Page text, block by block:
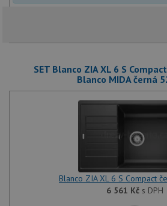
SET Blanco ZIA XL 6 S
Blanco MIDA černá
Blanco ZIA XL 6 S Compact
6 561 Kčs DPH